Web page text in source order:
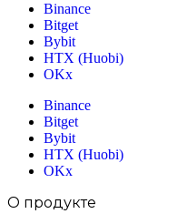
Binance
Bitget
Bybit
HTX (Huobi)
OKx
Binance
Bitget
Bybit
HTX (Huobi)
OKx
О продукте